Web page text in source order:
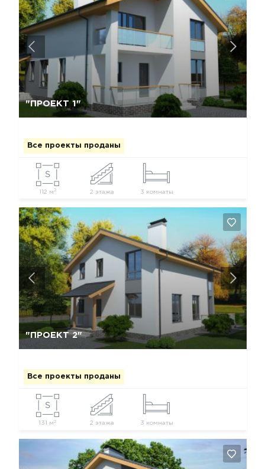
"ПРОЕКТ 1"
Все проекты проданы
112 м 2 2 этажа 3 комнаты
Да, удалить Отмена
"ПРОЕКТ 2"
Все проекты проданы
131 м 2 2 этажа 3 комнаты
Да, удалить